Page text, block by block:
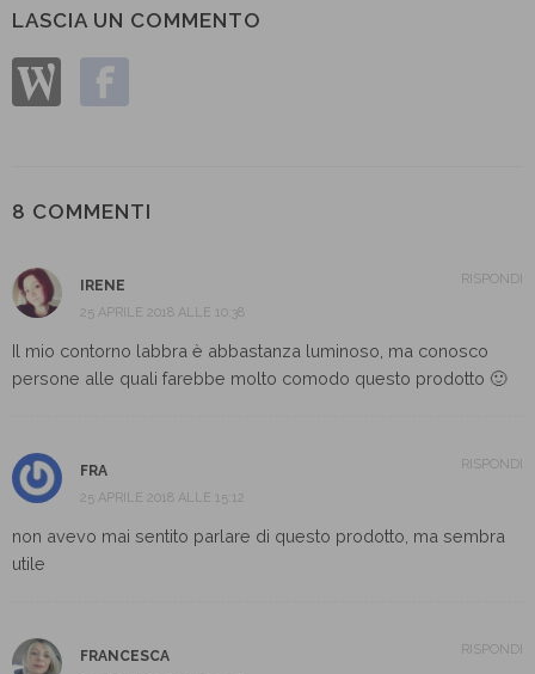
LASCIA UN COMMENTO
8 COMMENTI
IRENE
25 APRILE 2018 ALLE 10:38
Il mio contorno labbra è abbastanza luminoso, ma conosco
persone alle quali farebbe molto comodo questo prodotto 🙂
RISPONDI
FRA
25 APRILE 2018 ALLE 15:12
non avevo mai sentito parlare di questo prodotto, ma sembra
utile
RISPONDI
FRANCESCA RISPONDI